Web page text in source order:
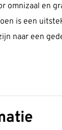
omnizaal en
is een
naar een